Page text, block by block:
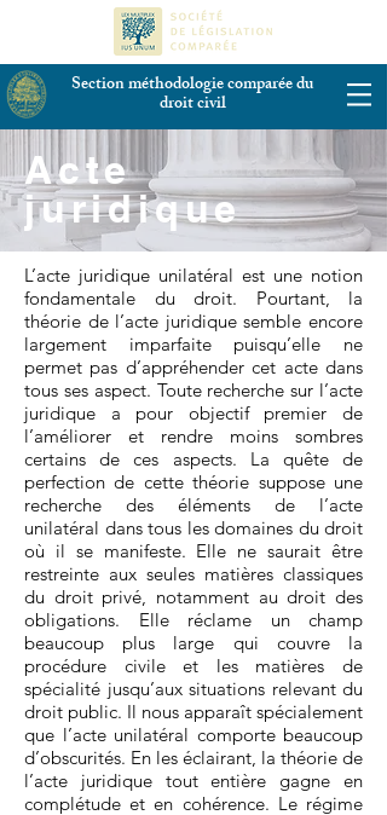
Section méthodologie comparée du
droit civil
Acte
juridique
L’acte juridique unilatéral est une notion
fondamentale du droit. Pourtant, la
théorie de l’acte juridique semble encore
largement imparfaite puisqu’elle ne
permet pas d’appréhender cet acte dans
tous ses aspect. Toute recherche sur l’acte
juridique a pour objectif premier de
l’améliorer et rendre moins sombres
certains de ces aspects. La quête de
perfection de cette théorie suppose une
recherche des éléments de l’acte
unilatéral dans tous les domaines du droit
où il se manifeste. Elle ne saurait être
restreinte aux seules matières classiques
du droit privé, notamment au droit des
obligations. Elle réclame un champ
beaucoup plus large qui couvre la
procédure civile et les matières de
spécialité jusqu’aux situations relevant du
droit public. Il nous apparaît spécialement
que l’acte unilatéral comporte beaucoup
d’obscurités. En les éclairant, la théorie de
l’acte juridique tout entière gagne en
complétude et en cohérence. Le régime